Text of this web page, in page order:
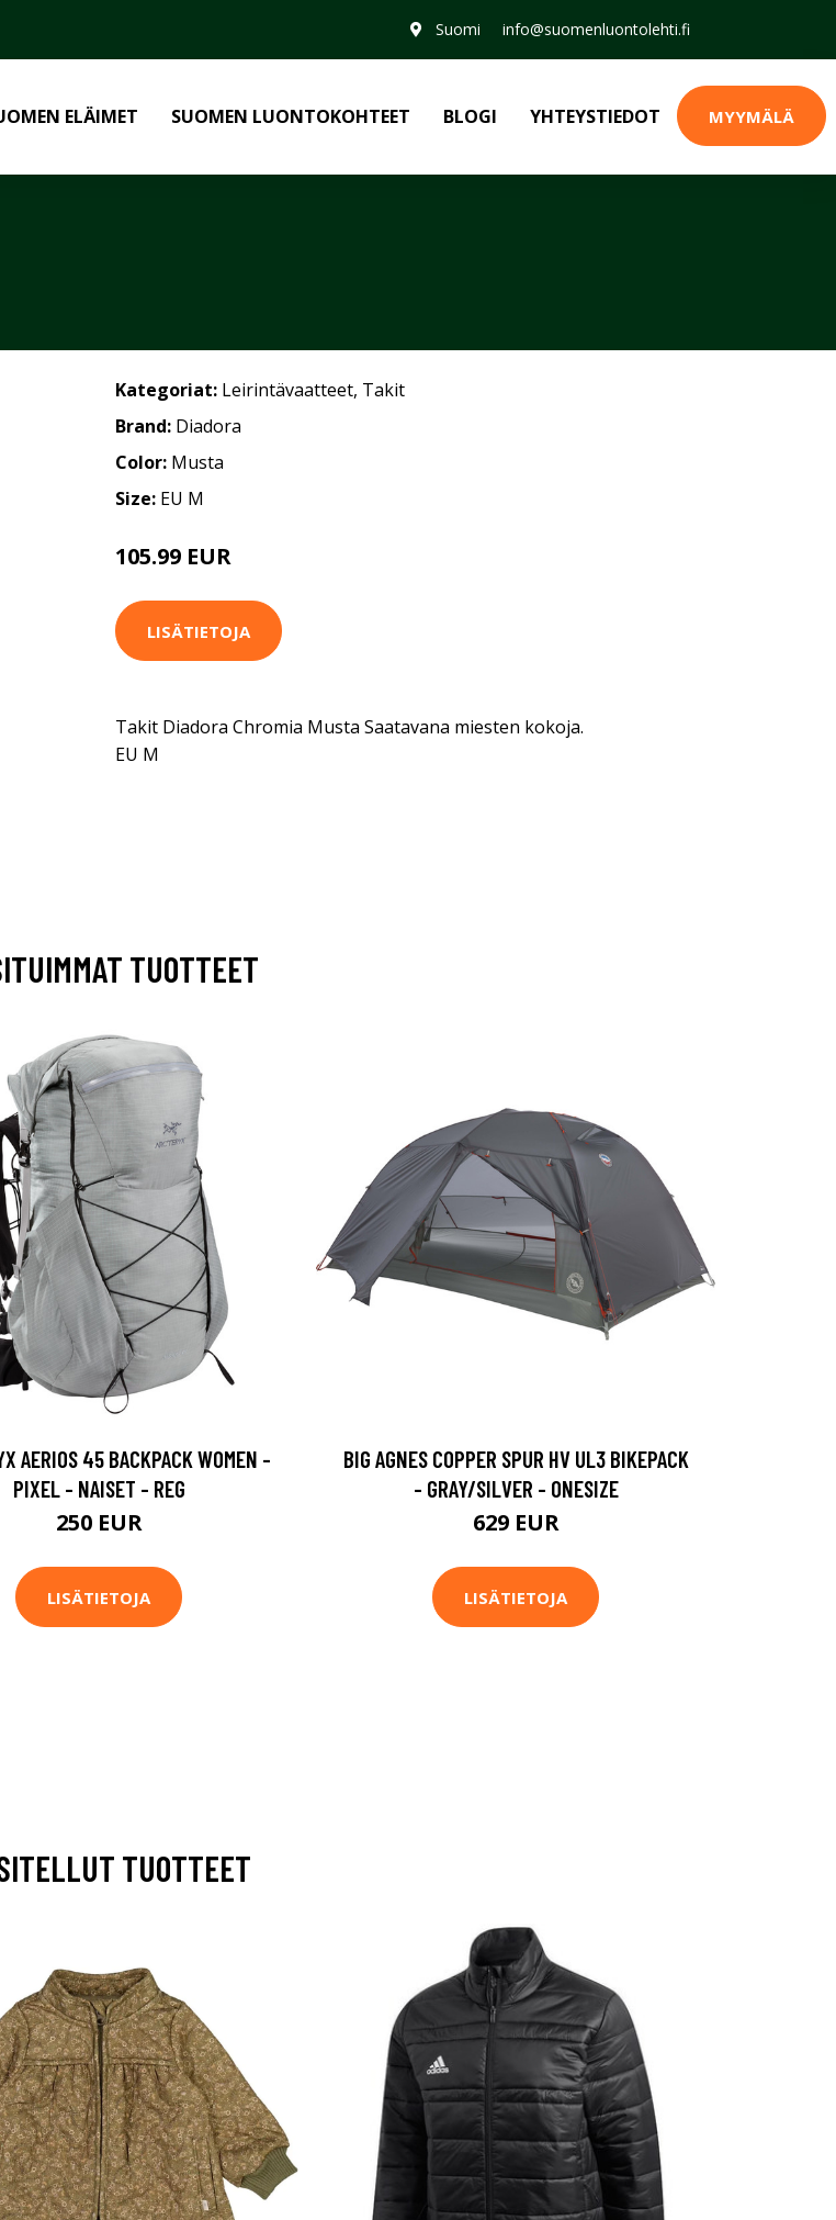
Suomi info@suomenluontolehti.fi
ELÄIMET SUOMEN LUONTOKOHTEET BLOGI YHTEYSTIEDOT MYYMÄLÄ
Kategoriat: Leirintävaatteet, Takit
Brand: Diadora
Color: Musta
Size: EU M
105.99 EUR
LISÄTIETOJA
Takit Diadora Chromia Musta Saatavana miesten kokoja.
EU M
TUOTTEET
AERIOS 45 BACKPACK WOMEN -
PIXEL - NAISET - REG
250 EUR
LISÄTIETOJA
BIG AGNES COPPER SPUR HV UL3 BIKEPACK
- GRAY/SILVER - ONESIZE
629 EUR
LISÄTIETOJA
TUOTTEET